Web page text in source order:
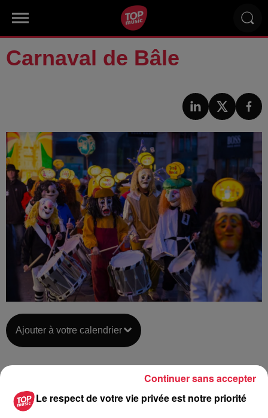
Carnaval de Bâle
Ajouter à votre calendrier
11 mars 2019 à 0h00
au14 mars 2019 à 0h00
Le respect de votre vie privée est notre priorité
Continuer sans accepter